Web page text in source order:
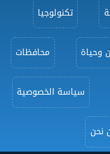
تكنولوجيا
وحياة محافظات
سياسة الخصوصية
نحن